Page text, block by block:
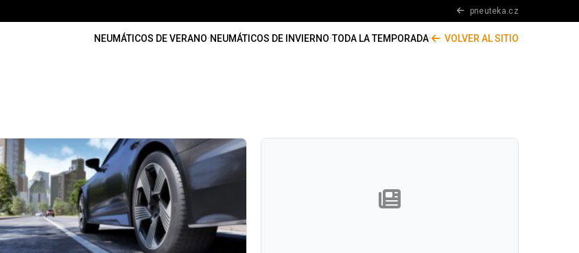
pneuteka.cz
NEUMÁTICOS DE VERANO·NEUMÁTICOS DE INVIERNO·TODA LA TEMPORADA· VOLVER AL SITIO